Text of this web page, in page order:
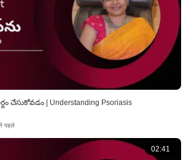
చేసుకోవడం | Understanding Psoriasis
पहले
02:41